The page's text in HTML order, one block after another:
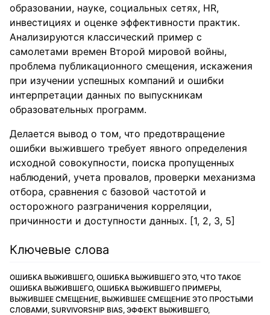
образовании, науке, социальных сетях, HR,
инвестициях и оценке эффективности практик.
Анализируются классический пример с
самолетами времен Второй мировой войны,
проблема публикационного смещения, искажения
при изучении успешных компаний и ошибки
интерпретации данных по выпускникам
образовательных программ.
Делается вывод о том, что предотвращение
ошибки выжившего требует явного определения
исходной совокупности, поиска пропущенных
наблюдений, учета провалов, проверки механизма
отбора, сравнения с базовой частотой и
осторожного разграничения корреляции,
причинности и доступности данных. [1, 2, 3, 5]
Ключевые слова
ОШИБКА ВЫЖИВШЕГО, ОШИБКА ВЫЖИВШЕГО ЭТО, ЧТО ТАКОЕ
ОШИБКА ВЫЖИВШЕГО, ОШИБКА ВЫЖИВШЕГО ПРИМЕРЫ,
ВЫЖИВШЕЕ СМЕЩЕНИЕ, ВЫЖИВШЕЕ СМЕЩЕНИЕ ЭТО ПРОСТЫМИ
СЛОВАМИ, SURVIVORSHIP BIAS, ЭФФЕКТ ВЫЖИВШЕГО,